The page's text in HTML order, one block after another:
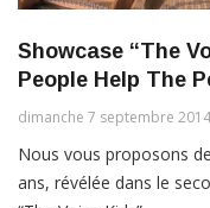
Showcase “The
People Help The
dimanche 7 septembre
Nous vous proposons
ans, révélée dans le